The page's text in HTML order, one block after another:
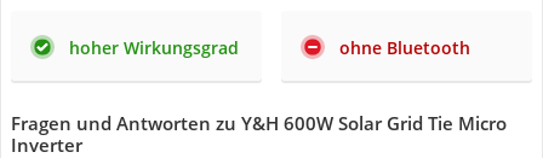
hoher Wirkungsgrad ohne Bluetooth
Fragen und Antworten zu Y&H 600W Solar Grid Tie Micro
Inverter